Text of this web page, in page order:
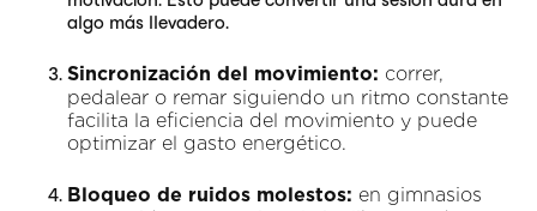
algo más llevadero.
Sincronización del movimiento: correr,
pedalear o remar siguiendo un ritmo constante
facilita la eficiencia del movimiento y puede
optimizar el gasto energético.
Bloqueo de ruidos molestos: en gimnasios